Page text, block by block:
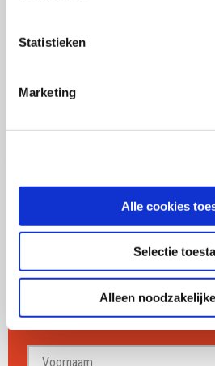
Statistieken
Marketing
Alle cookies
Selectie
Alleen
Mail mij 1x per
over merken,
communicatie